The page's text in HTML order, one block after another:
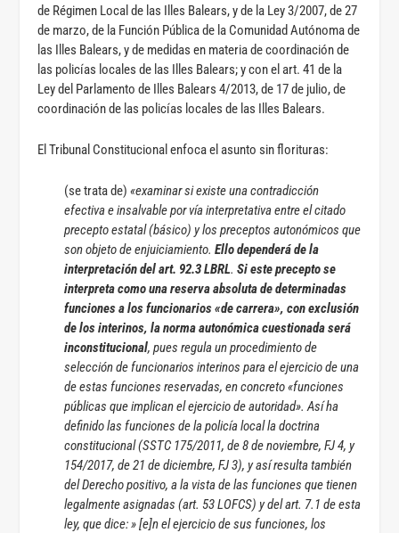
de Régimen Local de las Illes Balears, y de la Ley 3/2007, de 27
de marzo, de la Función Pública de la Comunidad Autónoma de
las Illes Balears, y de medidas en materia de coordinación de
las policías locales de las Illes Balears; y con el art. 41 de la
Ley del Parlamento de Illes Balears 4/2013, de 17 de julio, de
coordinación de las policías locales de las Illes Balears.
El Tribunal Constitucional enfoca el asunto sin florituras:
(se trata de) «examinar si existe una contradicción
efectiva e insalvable por vía interpretativa entre el citado
precepto estatal (básico) y los preceptos autonómicos que
son objeto de enjuiciamiento.Ello dependerá de la
interpretación del art. 92.3 LBRL.Si este precepto se
interpreta como una reserva absoluta de determinadas
funciones a los funcionarios «de carrera», con exclusión
de los interinos, la norma autonómica cuestionada será
inconstitucional, pues regula un procedimiento de
selección de funcionarios interinos para el ejercicio de una
de estas funciones reservadas, en concreto «funciones
públicas que implican el ejercicio de autoridad». Así ha
definido las funciones de la policía local la doctrina
constitucional (SSTC 175/2011, de 8 de noviembre, FJ 4, y
154/2017, de 21 de diciembre, FJ 3), y así resulta también
del Derecho positivo, a la vista de las funciones que tienen
legalmente asignadas (art. 53 LOFCS) y del art. 7.1 de esta
ley, que dice:» [e]n el ejercicio de sus funciones, los